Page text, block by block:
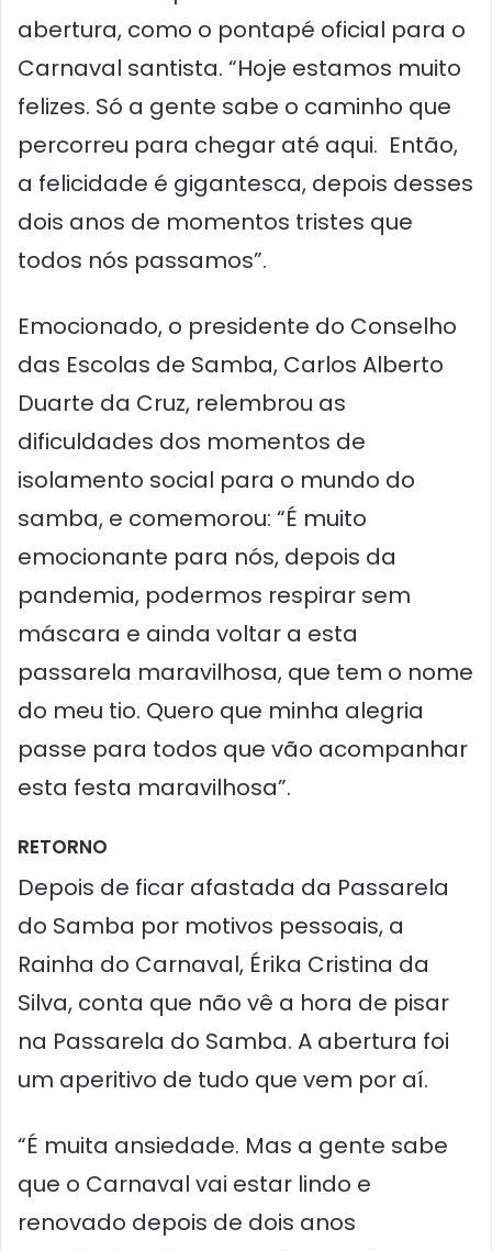
abertura, como o pontapé oficial para o
Carnaval santista. “Hoje estamos muito
felizes. Só a gente sabe o caminho que
percorreu para chegar até aqui. Então,
a felicidade é gigantesca, depois desses
dois anos de momentos tristes que
todos nós passamos”.
Emocionado, o presidente do Conselho
das Escolas de Samba, Carlos Alberto
Duarte da Cruz, relembrou as
dificuldades dos momentos de
isolamento social para o mundo do
samba, e comemorou: “É muito
emocionante para nós, depois da
pandemia, podermos respirar sem
máscara e ainda voltar a esta
passarela maravilhosa, que tem o nome
do meu tio. Quero que minha alegria
passe para todos que vão acompanhar
esta festa maravilhosa”.
RETORNO
Depois de ficar afastada da Passarela
do Samba por motivos pessoais, a
Rainha do Carnaval, Érika Cristina da
Silva, conta que não vê a hora de pisar
na Passarela do Samba. A abertura foi
um aperitivo de tudo que vem por aí.
“É muita ansiedade. Mas a gente sabe
que o Carnaval vai estar lindo e
renovado depois de dois anos